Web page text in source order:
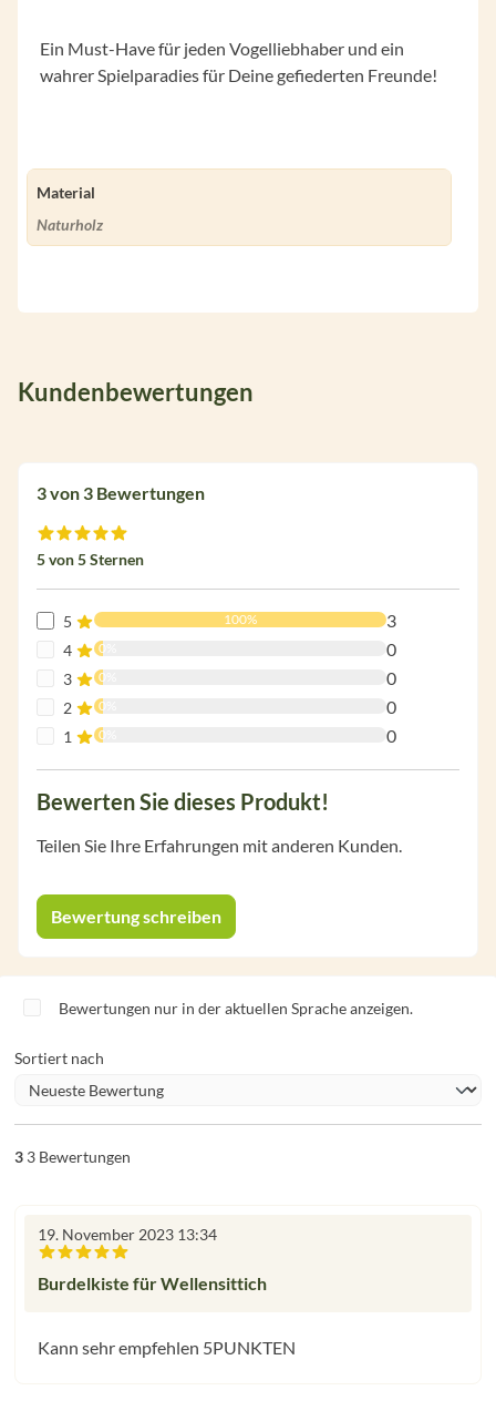
Ein Must-Have für jeden Vogelliebhaber und ein
wahrer Spielparadies für Deine gefiederten Freunde!
Material
Naturholz
Kundenbewertungen
3 von 3 Bewertungen
Durchschnittliche Bewertung von 5 von 5 Sternen
5 von 5 Sternen
5 100% 3
4 0% 0
3 0% 0
2 0% 0
1 0% 0
Bewerten Sie dieses Produkt!
Teilen Sie Ihre Erfahrungen mit anderen Kunden.
Bewertung schreiben
Bewertungen nur in der aktuellen Sprache anzeigen.
Sortiert nach
3 3 Bewertungen
19. November 2023 13:34
Burdelkiste für Wellensittich
Kann sehr empfehlen 5PUNKTEN